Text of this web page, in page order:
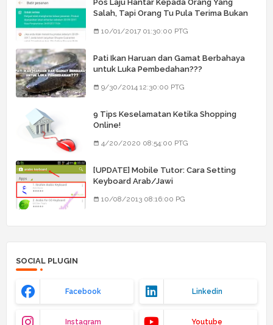
Pos Laju Hantar Kepada Orang Yang
Salah, Tapi Orang Tu Pula Terima Bukan
10/01/2017 01:30:00 PTG
Pati Ikan Haruan dan Gamat Berbahaya
untuk Luka Pembedahan???
9/30/2014 12:30:00 PTG
9 Tips Keselamatan Ketika Shopping
Online!
4/20/2020 08:54:00 PTG
[UPDATE] Mobile Tutor: Cara Setting
Keyboard Arab/Jawi
10/08/2013 08:16:00 PG
SOCIAL PLUGIN
Facebook Linkedin
Instagram Youtube